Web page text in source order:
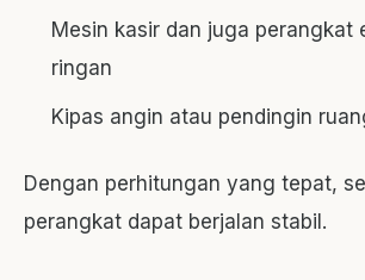
Mesin kasir dan juga perangkat
ringan
Kipas angin atau pendingin
Dengan perhitungan yang tepat,
perangkat dapat berjalan stabil.